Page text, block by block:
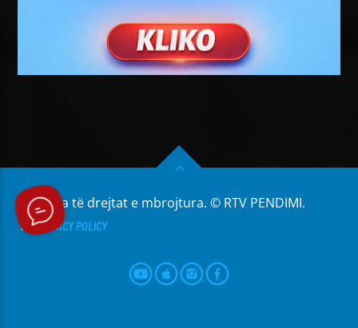
Të gjitha të drejtat e mbrojtura. © RTV PENDIMI.
PRIVACY POLICY